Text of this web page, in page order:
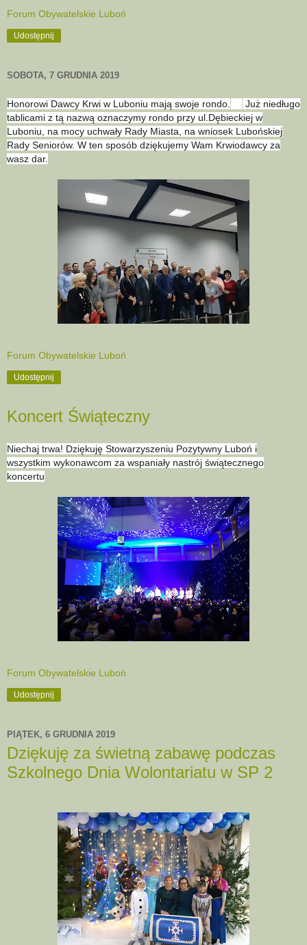
Forum Obywatelskie Luboń
Udostępnij
SOBOTA, 7 GRUDNIA 2019
Honorowi Dawcy Krwi w Luboniu mają swoje rondo.
Już niedługo
tablicami z tą nazwą oznaczymy rondo przy ul.Dębieckiej w
Luboniu, na mocy uchwały Rady Miasta, na wniosek Lubońskiej
Rady Seniorów. W ten sposób dziękujemy Wam Krwiodawcy za
wasz dar.
Forum Obywatelskie Luboń
Udostępnij
Koncert Świąteczny
Niechaj trwa! Dziękuję Stowarzyszeniu Pozytywny Luboń i
wszystkim wykonawcom za wspaniały nastrój świątecznego
koncertu
Forum Obywatelskie Luboń
Udostępnij
PIĄTEK, 6 GRUDNIA 2019
Dziękuję za świetną zabawę podczas
Szkolnego Dnia Wolontariatu w SP 2